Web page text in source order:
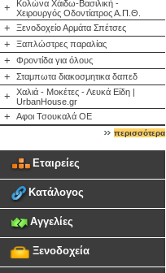
+
Κολώνα Χάιδω-Βασιλική -
Χειρουργός Οδοντίατρος Α.Π.Θ.
+ Ξενοδοχείο Αρμάτα Σπέτσες
+ Ξαπλώστρες παραλίας
+ Φροντίδα για όλους
+ Σταμπωτα διακοσμητικα δαπεδ
+
Χαλιά - Μοκέτες - Λευκά Είδη |
UrbanHouse.gr
+ Αφοι Τσουκαλά ΟΕ
περισσότερα
Εταιρείες
Κατάλογος
Αγγελίες
Ξενοδοχεία